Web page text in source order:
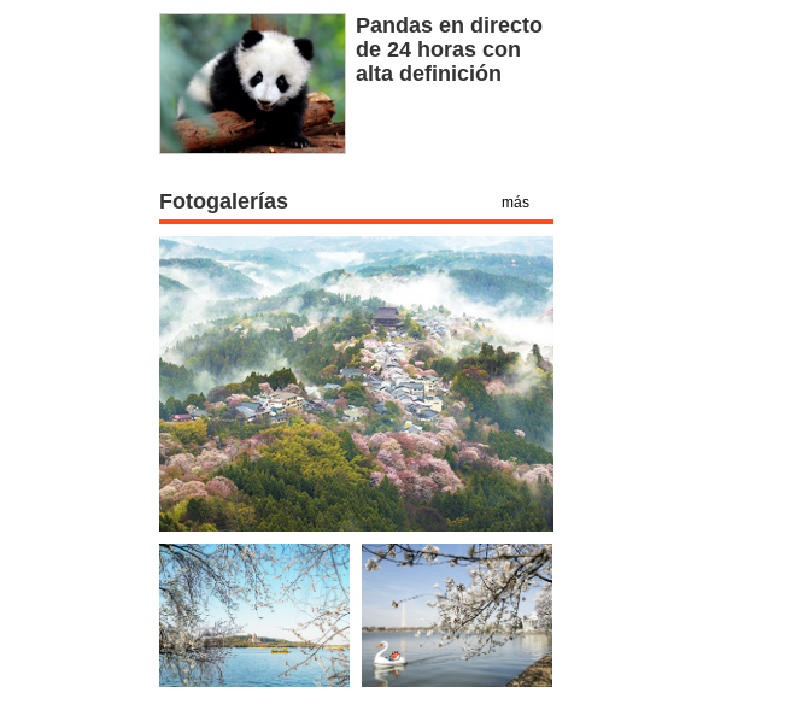
Pandas en directo
de 24 horas con
alta definición
Fotogalerías más